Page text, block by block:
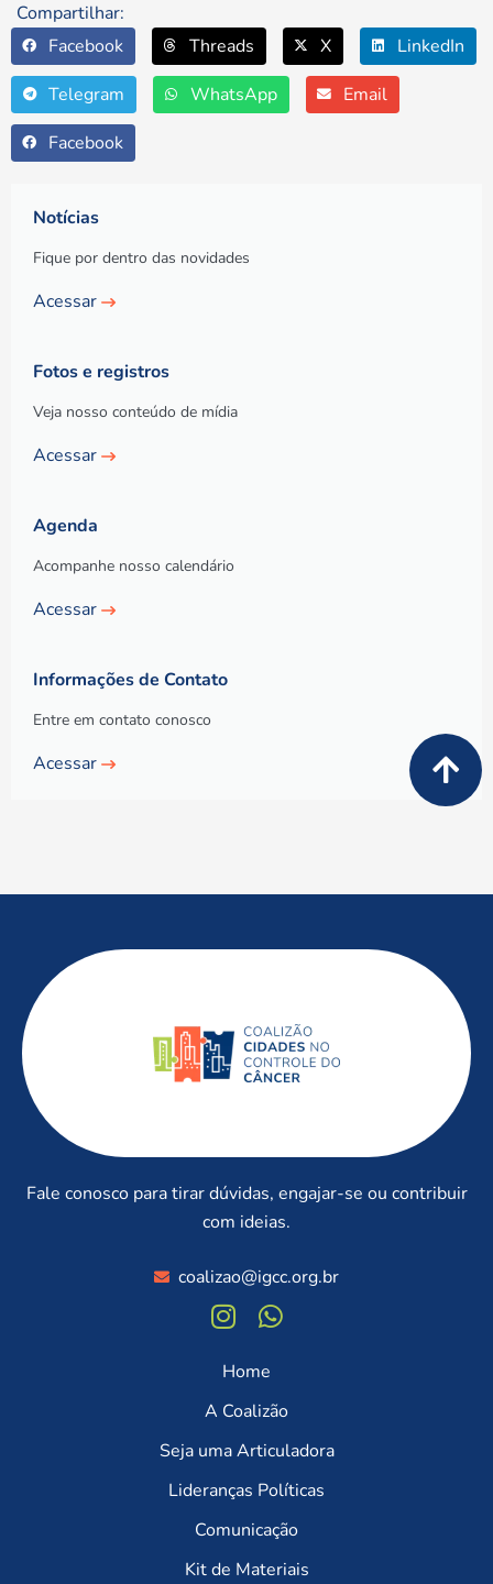
Compartilhar:
Facebook
Threads X
LinkedIn
Telegram
WhatsApp
Email
Facebook
Notícias
Fique por dentro das novidades
Acessar
Fotos e registros
Veja nosso conteúdo de mídia
Acessar
Agenda
Acompanhe nosso calendário
Acessar
Informações de Contato
Entre em contato conosco
Acessar
Fale conosco para tirar dúvidas, engajar-se ou contribuir
com ideias.
coalizao@igcc.org.br
Home
A Coalizão
Seja uma Articuladora
Lideranças Políticas
Comunicação
Kit de Materiais